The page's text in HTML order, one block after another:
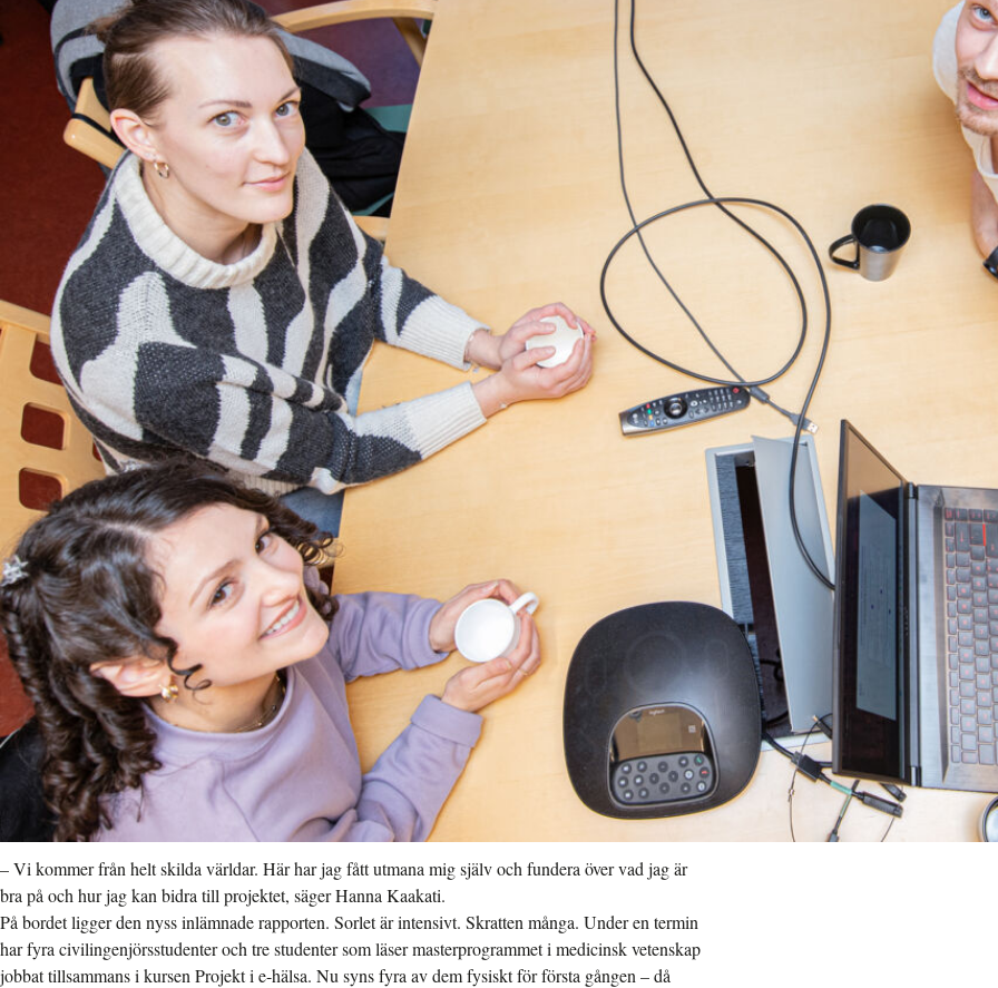
– Vi kommer från helt skilda världar. Här har jag fått utmana mig själv och fundera över vad jag är
bra på och hur jag kan bidra till projektet, säger Hanna Kaakati.
På bordet ligger den nyss inlämnade rapporten. Sorlet är intensivt. Skratten många. Under en termin
har fyra civilingenjörsstudenter och tre studenter som läser masterprogrammet i medicinsk vetenskap
jobbat tillsammans i kursen Projekt i e-hälsa. Nu syns fyra av dem fysiskt för första gången – då